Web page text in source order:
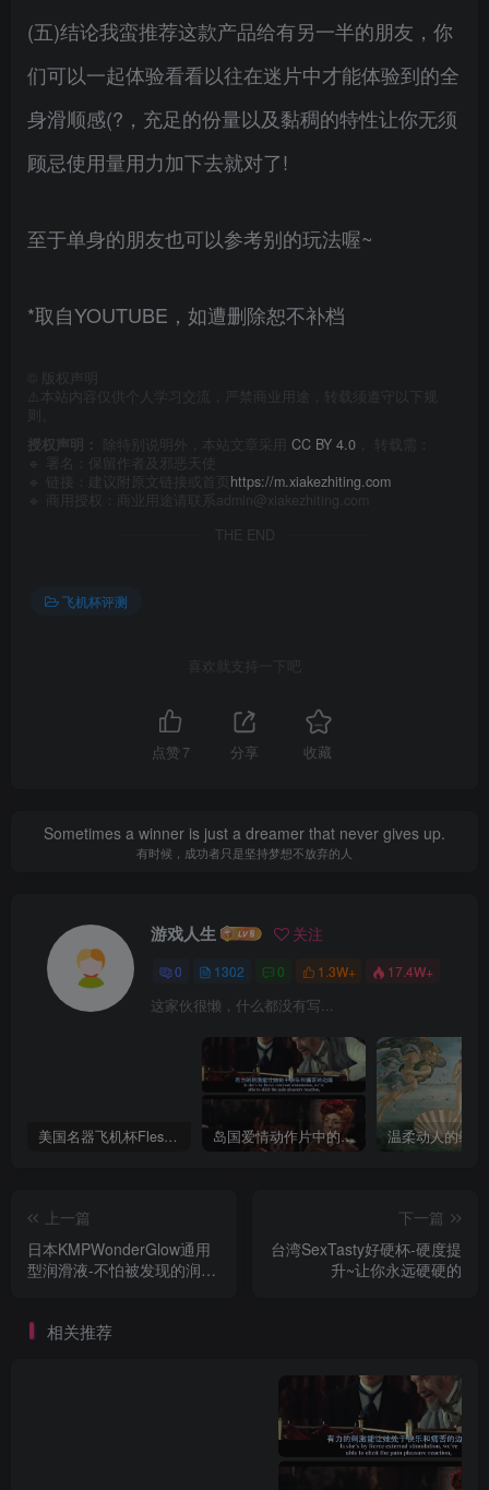
(五)结论我蛮推荐这款产品给有另一半的朋友，你
们可以一起体验看看以往在迷片中才能体验到的全
身滑顺感(?，充足的份量以及黏稠的特性让你无须
顾忌使用量用力加下去就对了!
至于单身的朋友也可以参考别的玩法喔~
*取自YOUTUBE，如遭删除恕不补档
版权声明
⚠️本站内容仅供个人学习交流，严禁商业用途，转载须遵守以下规
授权声明：
除特别说明外，本站文章采用 CC BY 4.0 ， 转载需：
🔹 署名：保留作者及 邪恶天使
🔹 链接：建议附原文链接或首页 https://m.xiakezhiting.com
🔹 商用授权：商业用途请联系admin@xiakezhiting.com
THE END
飞机杯评测
喜欢就支持一下吧
点赞 7 分享 收藏
Sometimes a winner is just a dreamer that never gives up.
有时候，成功者只是坚持梦想不放弃的人
游戏人生 关注
0 1302 0 1.3W+ 17.4W+
这家伙很懒，什么都没有写...
美国名器飞机杯Fleshlight 【Quickshot-Vantage 双头飞机杯】完全评测 岛国爱情动作片中的AV棒到底有多猛？成人用品震动棒的发展史！
上一篇
日本KMPWonderGlow通用
型润滑液-不怕被发现的润滑
下一篇
台湾SexTasty好硬杯-硬度提
升~让你永远硬硬的
相关推荐